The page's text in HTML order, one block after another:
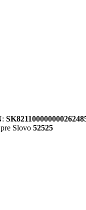
Slovo 52525